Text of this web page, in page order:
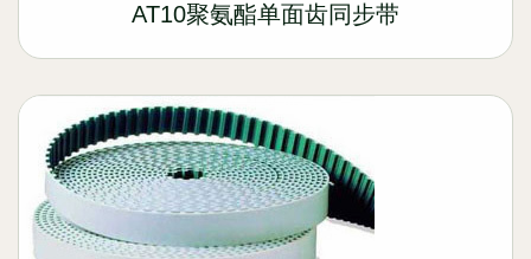
AT10聚氨酯单面齿同步带